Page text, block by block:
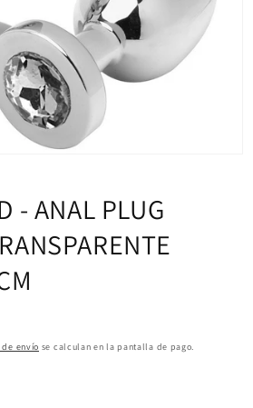
- ANAL PLUG
de envío se calculan en la pantalla de pago.